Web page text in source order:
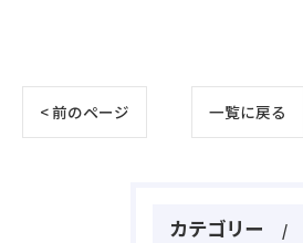
< 前のページ 一覧に戻る
カテゴリー